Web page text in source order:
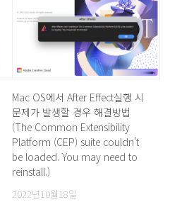
Mac OS에서 After Effect실행 시
문제가 발생할 경우 해결방법
(The Common Extensibility
Platform (CEP) suite couldn’t
be loaded. You may need to
reinstall.)
2022년10월18일